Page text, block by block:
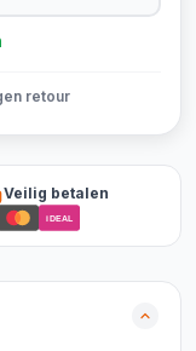
retour
Veilig betalen
iDEAL